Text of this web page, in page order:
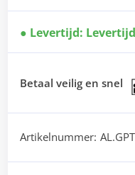
Levertijd:
Betaal veilig en snel
Artikelnummer: